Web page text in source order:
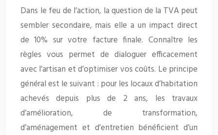
Dans le feu de l’action, la question de la TVA peut
sembler secondaire, mais elle a un impact direct
de 10% sur votre facture finale. Connaître les
règles vous permet de dialoguer efficacement
avec l’artisan et d’optimiser vos coûts. Le principe
général est le suivant : pour les locaux d’habitation
achevés depuis plus de 2 ans, les travaux
d’amélioration, de transformation,
d’aménagement et d’entretien bénéficient d’un